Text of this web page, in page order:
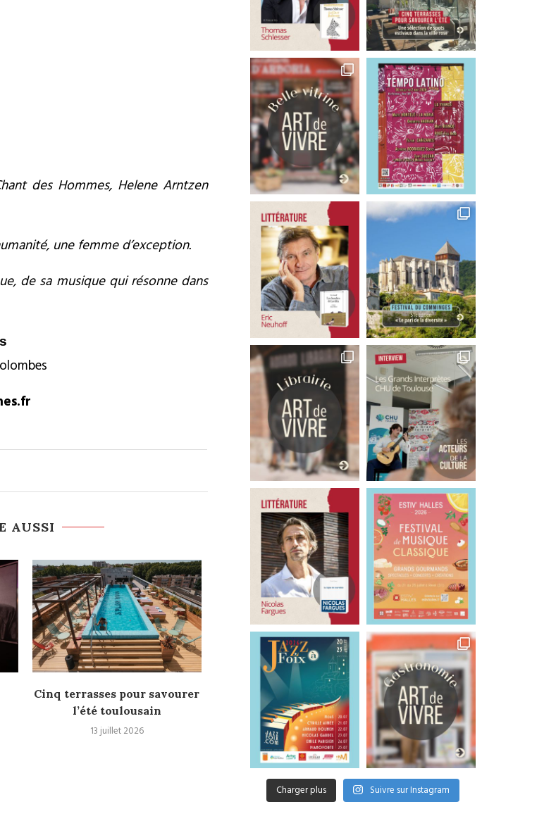
des Hommes, Helene Arntzen
une femme d’exception.
de sa musique qui résonne dans
AUSSI
Cinq terrasses pour savourer
l’été toulousain
13 juillet 2026
Amis Toulousains : je vous
provoque en duel
6 juillet 2026
« Tous Audacieux ! », le
toulousain mis au...
12 juin 2026
Charger plus Suivre sur Instagram